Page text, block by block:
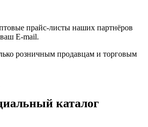
прайс-листы наших партнёров
E-mail.
розничным продавцам и торговым
каталог